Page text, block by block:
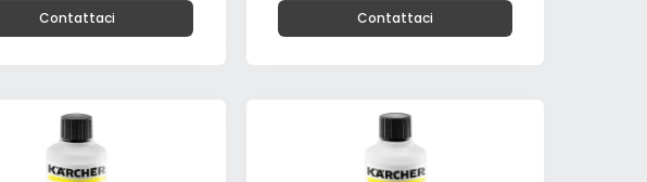
Contattaci Contattaci